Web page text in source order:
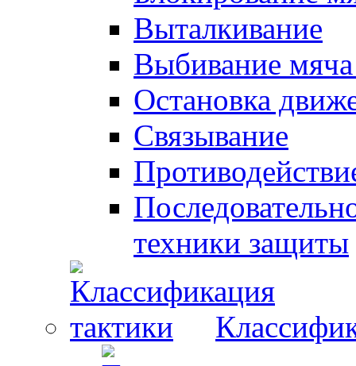
Выталкивание
Выбивание
Остановка
Связывание
техники защиты